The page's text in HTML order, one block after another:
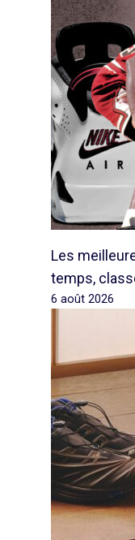
Les
temps,
6 août 2026